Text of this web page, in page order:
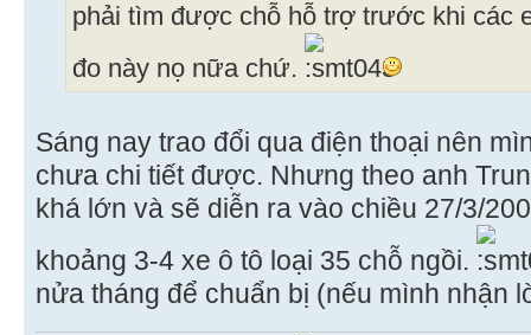
phải tìm được chỗ hỗ trợ trước khi các
đo này nọ nữa chứ.
Sáng nay trao đổi qua điện thoại nên
chưa chi tiết được. Nhưng theo anh
khá lớn và sẽ diễn ra vào chiều 27/3/
khoảng 3-4 xe ô tô loại 35 chỗ ngồi.
nửa tháng để chuẩn bị (nếu mình nhận